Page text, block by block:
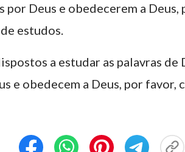
por Deus e obedecerem a
estudos.
a estudar as palavras de
e obedecem a Deus, por favor,